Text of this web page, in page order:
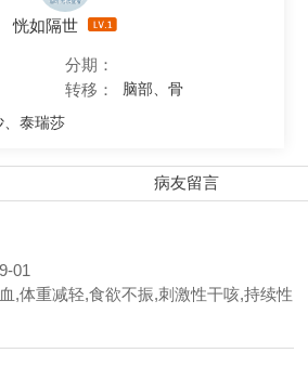
恍如隔世
分期：
转移： 脑部、骨
、泰瑞莎
病友留言
01
,体重减轻,食欲不振,刺激性干咳,持续性